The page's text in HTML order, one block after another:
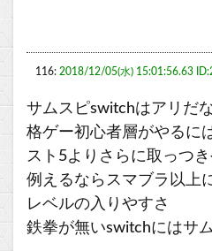
116: 2018/12/05(水) 15:01:56.63
サムスピswitchはアリだ
格ゲー初心者層がやるに
スト5よりさらに取っつ
例えるならスマブラ以上
レベルの入りやすさ
鉄拳が無いswitchにはサ